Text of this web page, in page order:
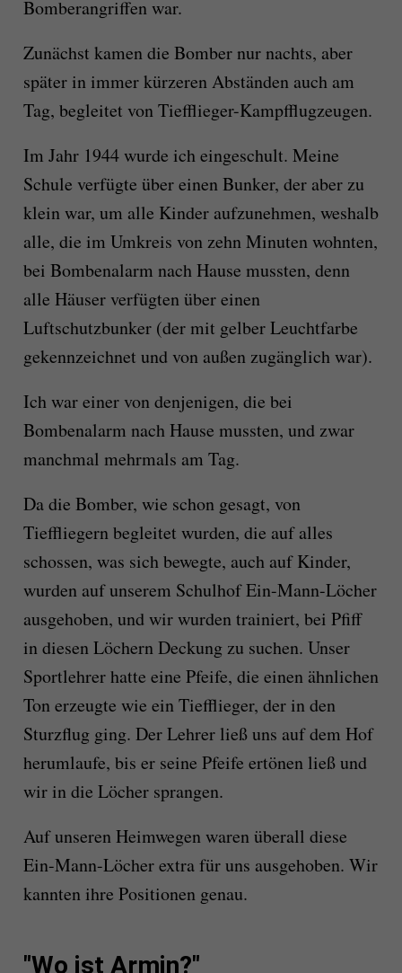
Bomberangriffen war.
Zunächst kamen die Bomber nur nachts, aber
später in immer kürzeren Abständen auch am
Tag, begleitet von Tiefflieger-Kampfflugzeugen.
Im Jahr 1944 wurde ich eingeschult. Meine
Schule verfügte über einen Bunker, der aber zu
klein war, um alle Kinder aufzunehmen, weshalb
alle, die im Umkreis von zehn Minuten wohnten,
bei Bombenalarm nach Hause mussten, denn
alle Häuser verfügten über einen
Luftschutzbunker (der mit gelber Leuchtfarbe
gekennzeichnet und von außen zugänglich war).
Ich war einer von denjenigen, die bei
Bombenalarm nach Hause mussten, und zwar
manchmal mehrmals am Tag.
Da die Bomber, wie schon gesagt, von
Tieffliegern begleitet wurden, die auf alles
schossen, was sich bewegte, auch auf Kinder,
wurden auf unserem Schulhof Ein-Mann-Löcher
ausgehoben, und wir wurden trainiert, bei Pfiff
in diesen Löchern Deckung zu suchen. Unser
Sportlehrer hatte eine Pfeife, die einen ähnlichen
Ton erzeugte wie ein Tiefflieger, der in den
Sturzflug ging. Der Lehrer ließ uns auf dem Hof
herumlaufe, bis er seine Pfeife ertönen ließ und
wir in die Löcher sprangen.
Auf unseren Heimwegen waren überall diese
Ein-Mann-Löcher extra für uns ausgehoben. Wir
kannten ihre Positionen genau.
"Wo ist Armin?"